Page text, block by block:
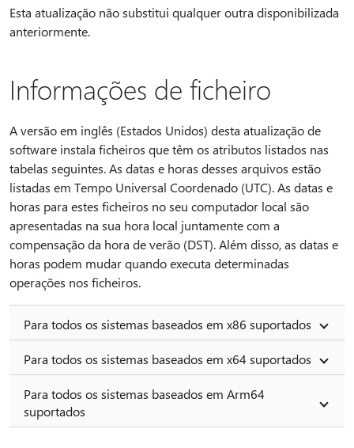
Esta atualização não substitui qualquer outra disponibilizada
anteriormente.
Informações de ficheiro
A versão em inglês (Estados Unidos) desta atualização de
software instala ficheiros que têm os atributos listados nas
tabelas seguintes. As datas e horas desses arquivos estão
listadas em Tempo Universal Coordenado (UTC). As datas e
horas para estes ficheiros no seu computador local são
apresentadas na sua hora local juntamente com a
compensação da hora de verão (DST). Além disso, as datas e
horas podem mudar quando executa determinadas
operações nos ficheiros.
Para todos os sistemas baseados em x86 suportados
Para todos os sistemas baseados em x64 suportados
Para todos os sistemas baseados em Arm64
suportados